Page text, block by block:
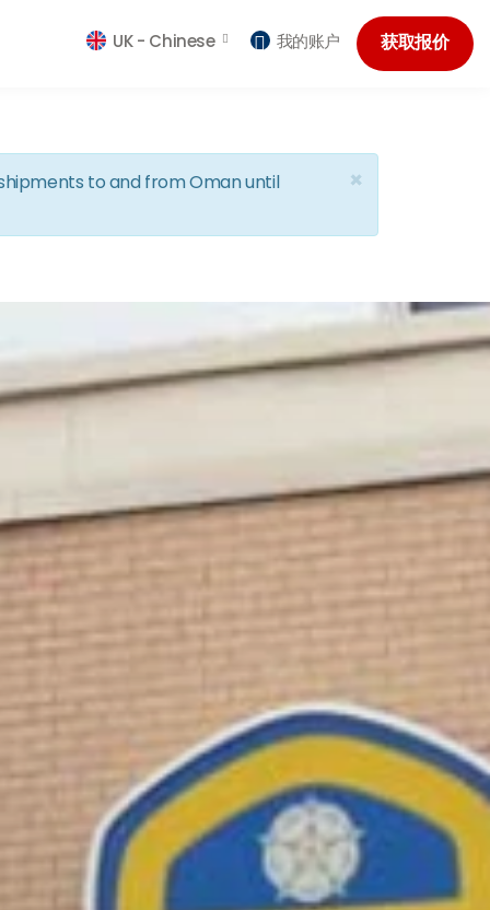
获取报价
UK - Chinese 我的账户
×
to and from Oman until